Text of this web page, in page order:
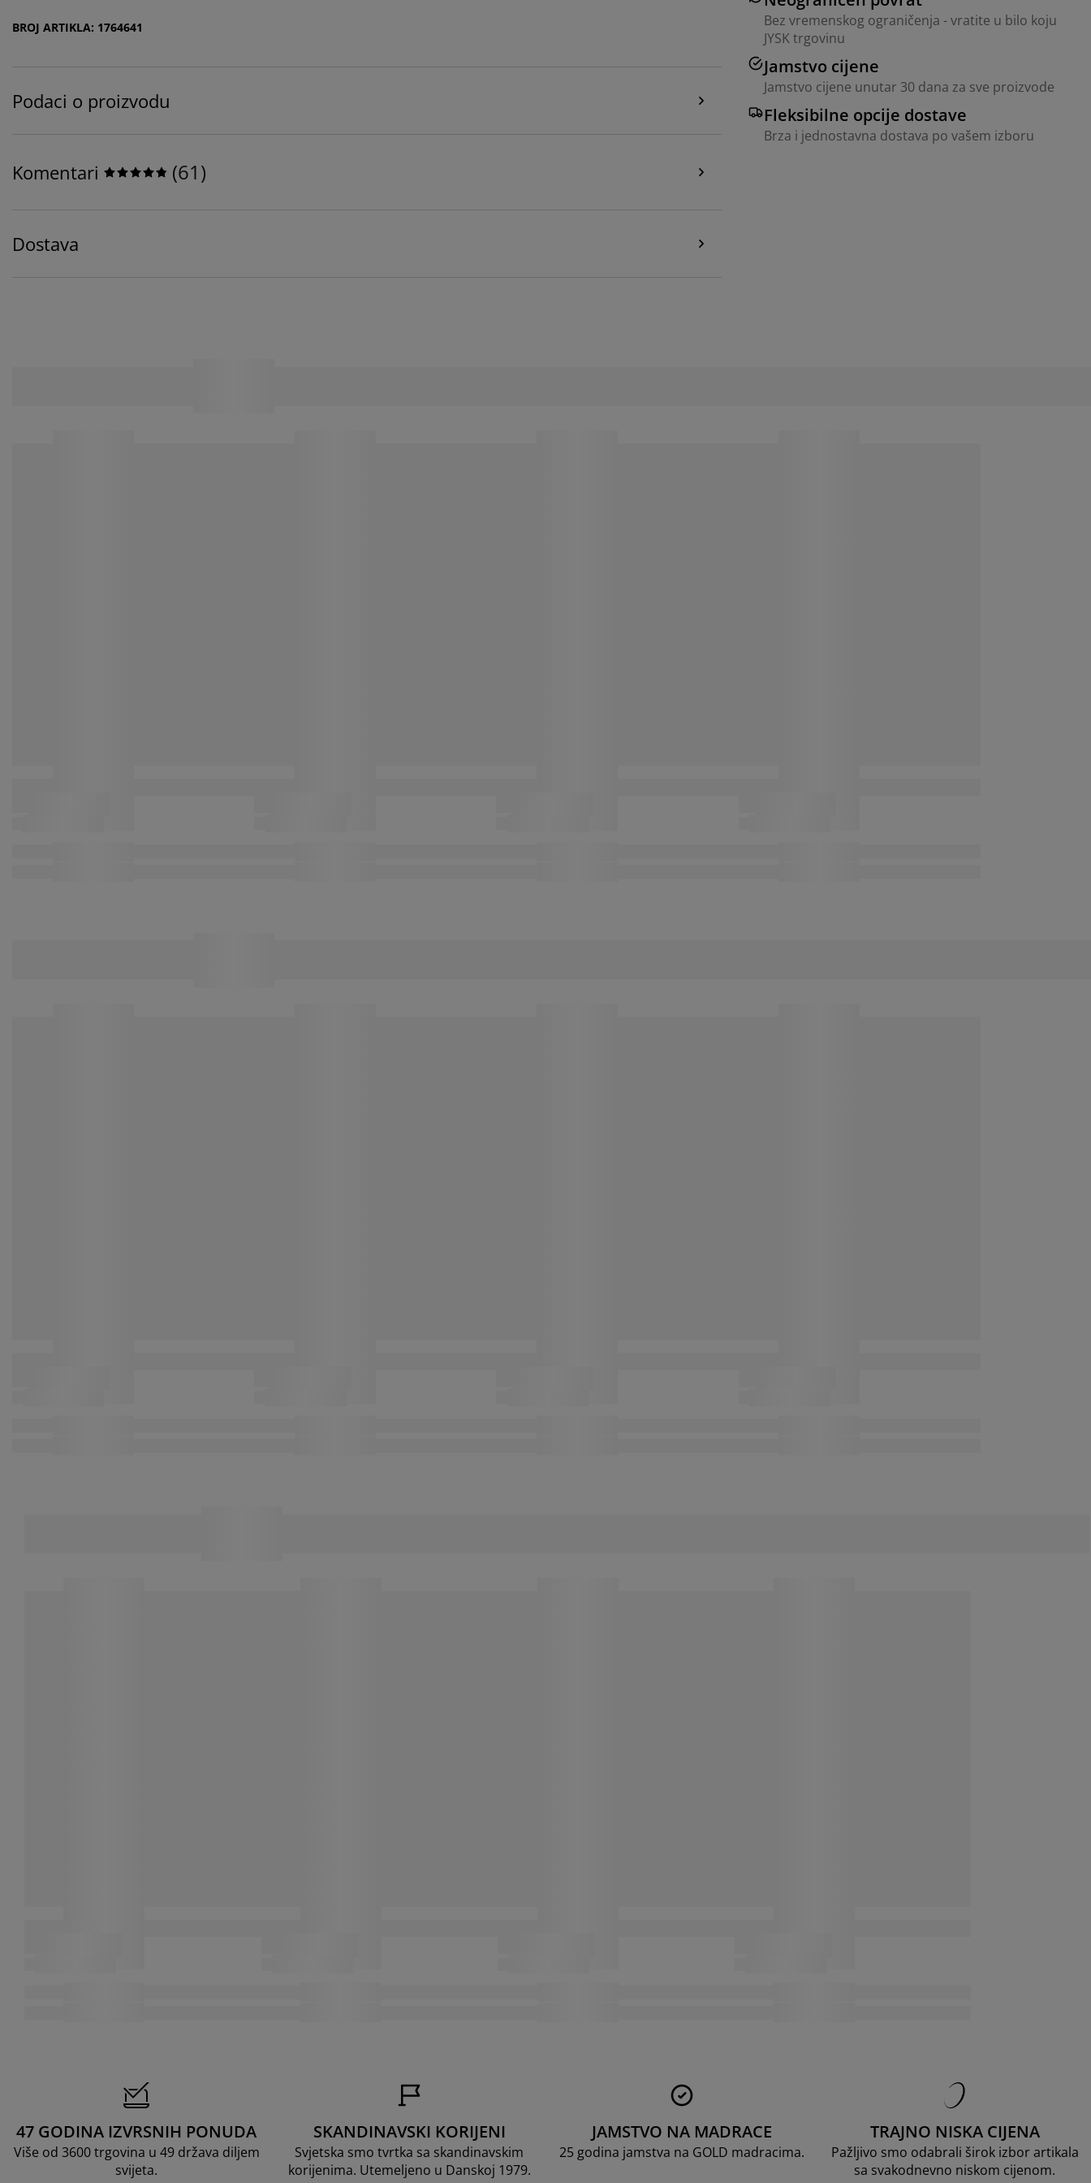
Bez vremenskog ograničenja - vratite u bilo koju
JYSK trgovinu
Jamstvo cijene
Jamstvo cijene unutar 30 dana za sve proizvode
Fleksibilne opcije dostave
Brza i jednostavna dostava po vašem izboru
BROJ ARTIKLA: 1764641
Podaci o proizvodu
Komentari (61)
Dostava
47 GODINA IZVRSNIH PONUDA
Više od 3600 trgovina u 49 država diljem
svijeta.
SKANDINAVSKI KORIJENI
Svjetska smo tvrtka sa skandinavskim
korijenima. Utemeljeno u Danskoj 1979.
JAMSTVO NA MADRACE
25 godina jamstva na GOLD madracima.
TRAJNO NISKA CIJENA
Pažljivo smo odabrali širok izbor artikala
sa svakodnevno niskom cijenom.